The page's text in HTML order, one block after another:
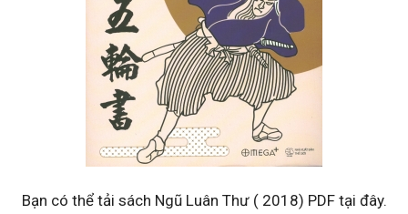
Bạn có thể tải sách Ngũ Luân Thư ( 2018) PDF tại đây.